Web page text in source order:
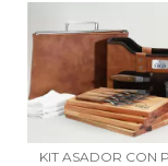
KIT ASADOR CON